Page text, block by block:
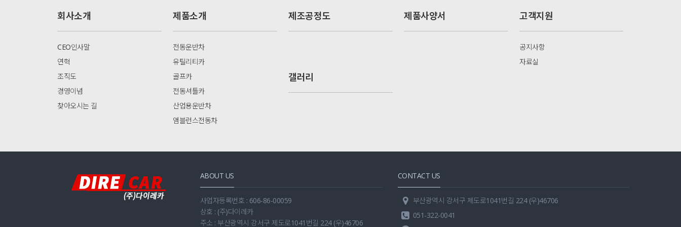
회사소개
CEO인사말
연혁
조직도
경영이념
찾아오시는 길
제품소개
전동운반차
유틸리티카
골프카
전동셔틀카
산업용운반차
앰블런스전동차
제조공정도 제품사양서 고객지원
공지사항
자료실
갤러리
ABOUT US
사업자등록번호 : 606-86-00059
상호 : (주)다이레카
주소 : 부산광역시 강서구 제도로1041번길 224 (우)46706
CONTACT US
부산광역시 강서구 제도로1041번길 224 (우)46706
051-322-0041